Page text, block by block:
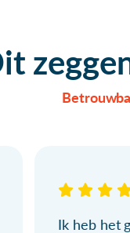
Ik heb het